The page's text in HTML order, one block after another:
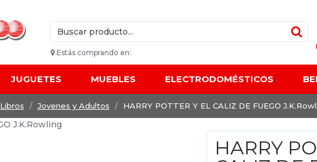
Estás comprando en:
JUGUETES MUEBLES ELECTRODOMÉSTICOS
Libros Jovenes y Adultos HARRY POTTER Y EL CALIZ DE FUEGO
HARRY